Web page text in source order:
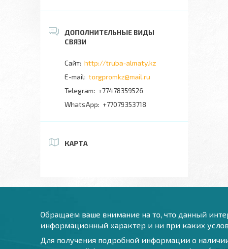
http://truba-almaty.kz
torgpromkz@mail.ru
+77478359526
+77079353718
КАРТА
Обращаем ваше внимание на то, что данный
информационный характер и ни при каких
Для получения подробной информации о